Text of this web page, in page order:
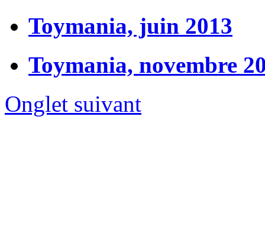
Toymania, juin 2013
Toymania, novembre
Onglet suivant